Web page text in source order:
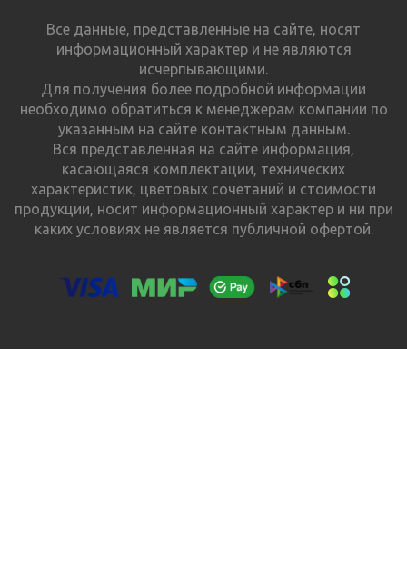
Все данные, представленные на сайте, носят
информационный характер и не являются
исчерпывающими.
Для получения более подробной информации
необходимо обратиться к менеджерам компании по
указанным на сайте контактным данным.
Вся представленная на сайте информация,
касающаяся комплектации, технических
характеристик, цветовых сочетаний и стоимости
продукции, носит информационный характер и ни при
каких условиях не является публичной офертой.